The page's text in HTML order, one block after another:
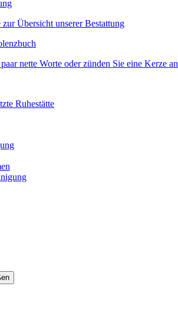
Übersicht unserer Bestattung
nette Worte oder zünden Sie eine Kerze an
Ruhestätte